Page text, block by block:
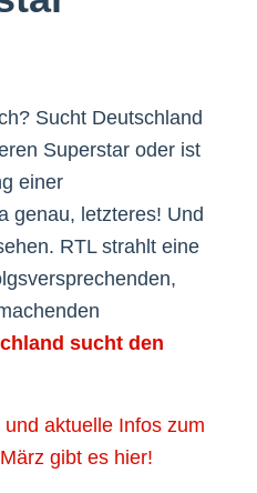
Sucht Deutschland
Superstar oder ist
einer
genau, letzteres! Und
RTL strahlt eine
sucht den
aktuelle Infos zum
gibt es hier!